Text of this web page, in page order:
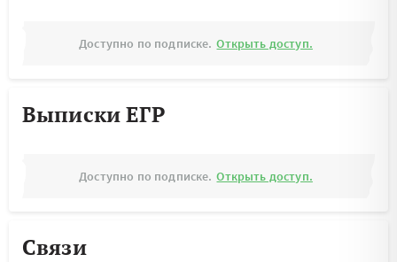
Доступно по подписке. Открыть доступ.
Выписки ЕГР
Доступно по подписке. Открыть доступ.
Связи